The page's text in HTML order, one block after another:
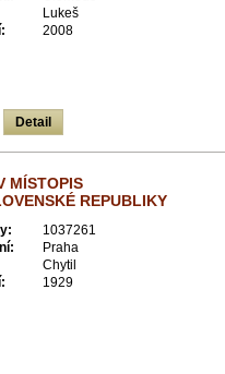
Lukeš
2008
Detail
MÍSTOPIS
REPUBLIKY
1037261
Praha
Chytil
1929